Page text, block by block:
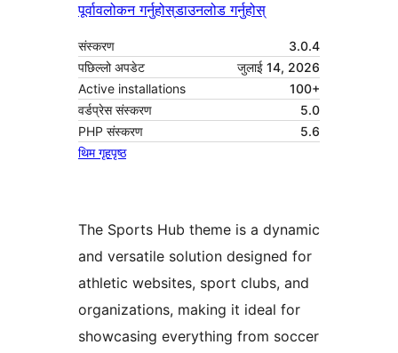
पूर्वावलोकन गर्नुहोस्डाउनलोड गर्नुहोस्
संस्करण
3.0.4
पछिल्लो अपडेट
जुलाई 14, 2026
Active installations
100+
वर्डप्रेस संस्करण
5.0
PHP संस्करण
5.6
थिम गृहपृष्ठ
The Sports Hub theme is a dynamic
and versatile solution designed for
athletic websites, sport clubs, and
organizations, making it ideal for
showcasing everything from soccer